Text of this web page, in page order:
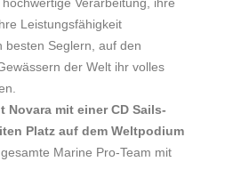
Verarbeitung, ihre
Leistungsfähigkeit
besten Seglern, auf den
der Welt ihr volles
Novara mit einer CD Sails-
Platz auf dem Weltpodium
Marine Pro-Team mit